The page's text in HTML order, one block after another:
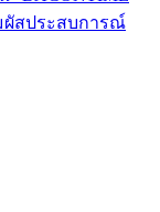
ผัสประสบการณ์